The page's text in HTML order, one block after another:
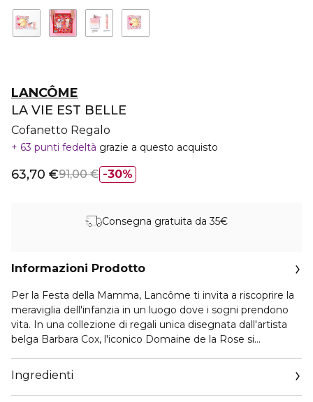
LANCÔME
LA VIE EST BELLE
Cofanetto Regalo
63 punti fedeltà grazie a questo acquisto
30%
63,70 €91,00 €
Consegna gratuita da 35€
Informazioni Prodotto
Per la Festa della Mamma, Lancôme ti invita a riscoprire la
meraviglia dell'infanzia in un luogo dove i sogni prendono
vita. In una collezione di regali unica disegnata dall'artista
belga Barbara Cox, l'iconico Domaine de la Rose si
immaginazione non esistono più. Ogni cofanetto regalo
riecheggia lo spirito di questo giardino segreto, in attesa di
essere svelato. Celebriamo insieme con i tesori Lancôme,
Ingredienti